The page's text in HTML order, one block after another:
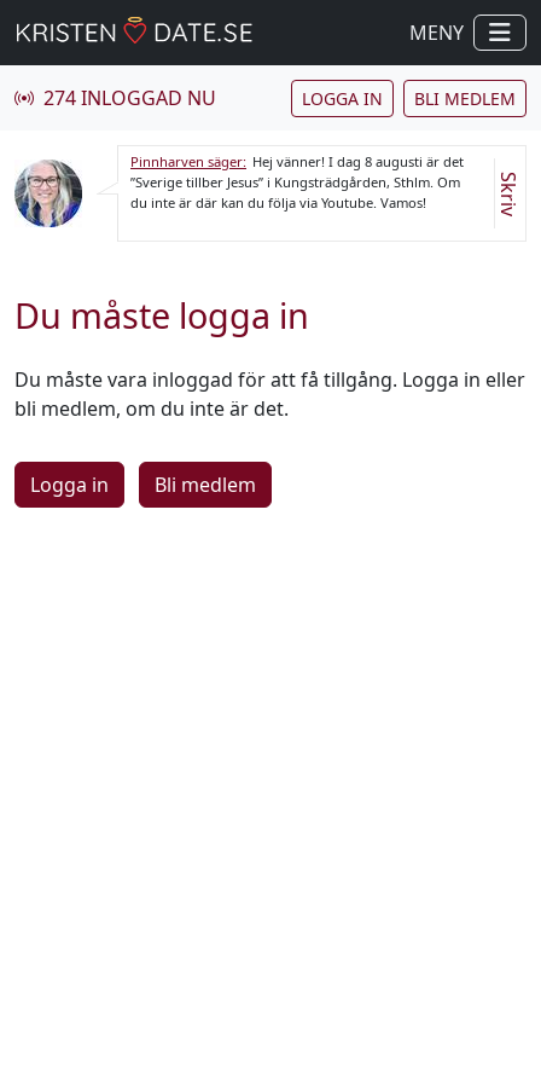
MENY
274 INLOGGAD NU LOGGA IN BLI MEDLEM
Pinnharven säger: Hej vänner! I dag 8 augusti är det
”Sverige tillber Jesus” i Kungsträdgården, Sthlm. Om
du inte är där kan du följa via Youtube. Vamos!
Skriv
Du måste logga in
Du måste vara inloggad för att få tillgång. Logga in eller
bli medlem, om du inte är det.
Logga in